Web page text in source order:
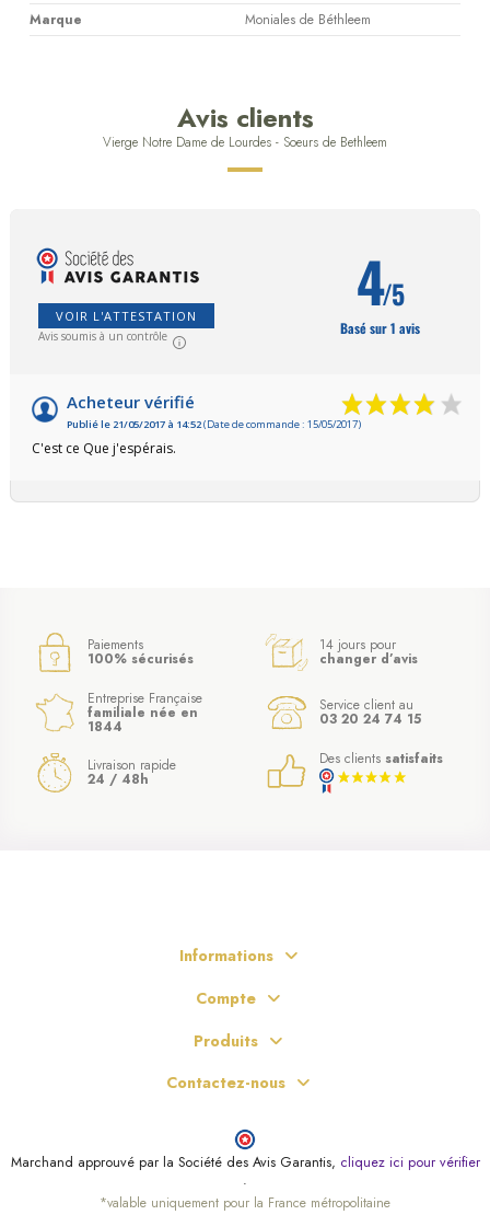
Marque
Moniales de Béthleem
Avis clients
Vierge Notre Dame de Lourdes - Soeurs de Bethleem
VOIR L'ATTESTATION
Avis soumis à un contrôle
4/5
Basé sur 1 avis
Acheteur vérifié
Publié le 21/05/2017 à 14:52(Date de commande : 15/05/2017)
C'est ce Que j'espérais.
Paiements
100% sécurisés
14 jours pour
changer d’avis
Entreprise Française
familiale née en
1844
Service client au
03 20 24 74 15
Livraison rapide
24 / 48h
Des clients satisfaits
Informations
Compte
Produits
Contactez-nous
Marchand approuvé par la Société des Avis Garantis, cliquez ici pour vérifier
.
*valable uniquement pour la France métropolitaine